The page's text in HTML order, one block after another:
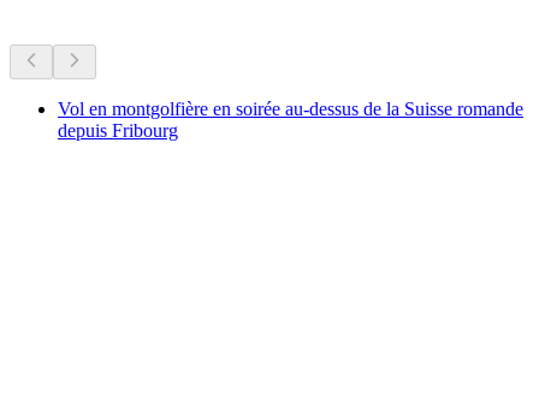
Vol en montgolfière en soirée au-dessus de la Suisse romande
depuis Fribourg